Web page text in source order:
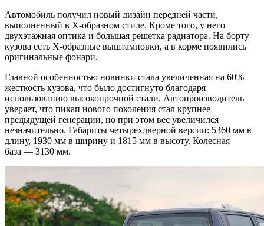
Автомобиль получил новый дизайн передней части,
выполненный в Х-образном стиле. Кроме того, у него
двухэтажная оптика и большая решетка радиатора. На борту
кузова есть Х-образные выштамповки, а в корме появились
оригинальные фонари.
Главной особенностью новинки стала увеличенная на 60%
жесткость кузова, что было достигнуто благодаря
использованию высокопрочной стали. Автопроизводитель
уверяет, что пикап нового поколения стал крупнее
предыдущей генерации, но при этом вес увеличился
незначительно. Габариты четырехдверной версии: 5360 мм в
длину, 1930 мм в ширину и 1815 мм в высоту. Колесная
база — 3130 мм.